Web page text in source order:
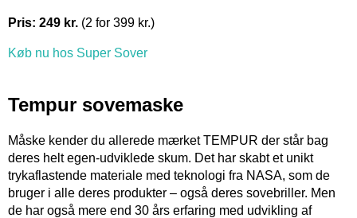
Pris: 249 kr. (2 for 399 kr.)
Køb nu hos Super Sover
Tempur sovemaske
Måske kender du allerede mærket TEMPUR der står bag
deres helt egen-udviklede skum. Det har skabt et unikt
trykaflastende materiale med teknologi fra NASA, som de
bruger i alle deres produkter – også deres sovebriller. Men
de har også mere end 30 års erfaring med udvikling af